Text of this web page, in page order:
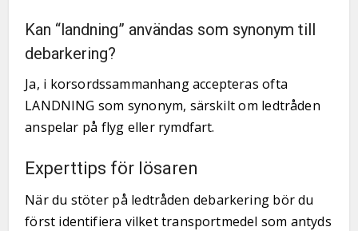
Kan “landning” användas som synonym till
debarkering?
Ja, i korsordssammanhang accepteras ofta
LANDNING som synonym, särskilt om ledtråden
anspelar på flyg eller rymdfart.
Experttips för lösaren
När du stöter på ledtråden debarkering bör du
först identifiera vilket transportmedel som antyds